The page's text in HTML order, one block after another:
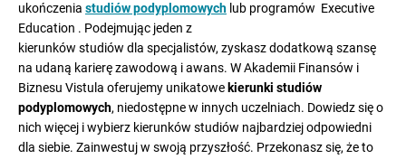
ukończenia studiów podyplomowych lub programów Executive
Education . Podejmując jeden z
kierunków studiów dla specjalistów, zyskasz dodatkową szansę
na udaną karierę zawodową i awans. W Akademii Finansów i
Biznesu Vistula oferujemy unikatowe kierunki studiów
podyplomowych, niedostępne w innych uczelniach. Dowiedz się o
nich więcej i wybierz kierunków studiów najbardziej odpowiedni
dla siebie. Zainwestuj w swoją przyszłość. Przekonasz się, że to